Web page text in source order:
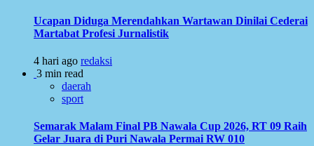
Ucapan Diduga Merendahkan Wartawan Dinilai Cederai
Martabat Profesi Jurnalistik
4 hari ago redaksi
3 min read
daerah
sport
Semarak Malam Final PB Nawala Cup 2026, RT 09 Raih
Gelar Juara di Puri Nawala Permai RW 010